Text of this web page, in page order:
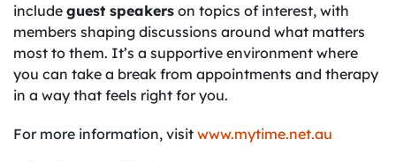
include guest speakers on topics of interest, with
members shaping discussions around what matters
most to them. It’s a supportive environment where
you can take a break from appointments and therapy
in a way that feels right for you.
For more information, visit www.mytime.net.au